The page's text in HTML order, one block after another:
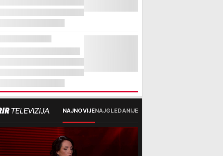
NAJNOVIJENAJGLEDANIJE